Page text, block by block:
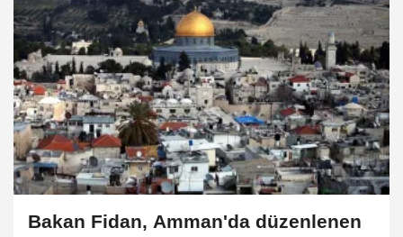
Bakan Fidan, Amman'da düzenlenen